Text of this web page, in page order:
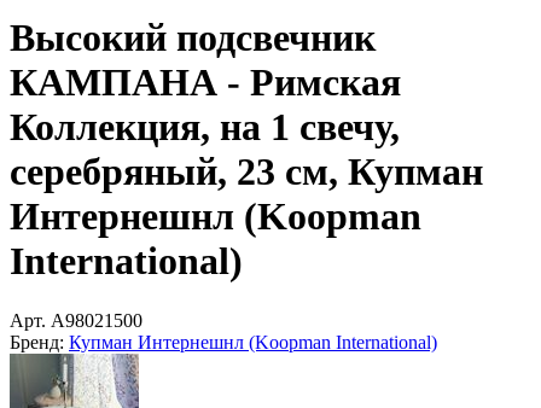
Высокий подсвечник
КАМПАНА - Римская
Коллекция, на 1 свечу,
серебряный, 23 см, Купман
Интернешнл (Koopman
International)
Арт. A98021500
Бренд: Купман Интернешнл (Koopman International)